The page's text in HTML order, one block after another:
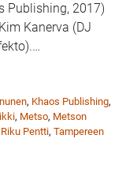
Publishing, 2017)
Kanerva (DJ
…
, Khaos Publishing,
, Metso, Metson
Riku Pentti, Tampereen